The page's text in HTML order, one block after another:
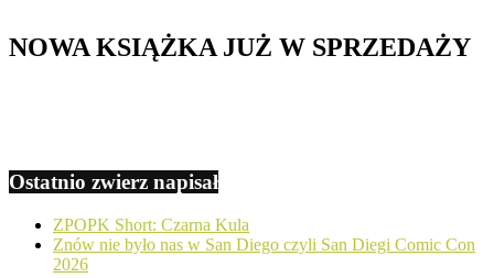
NOWA KSIĄŻKA JUŻ W SPRZEDAŻY
Ostatnio zwierz napisał
ZPOPK Short: Czarna Kula
Znów nie było nas w San Diego czyli San Diegi Comic Con
2026